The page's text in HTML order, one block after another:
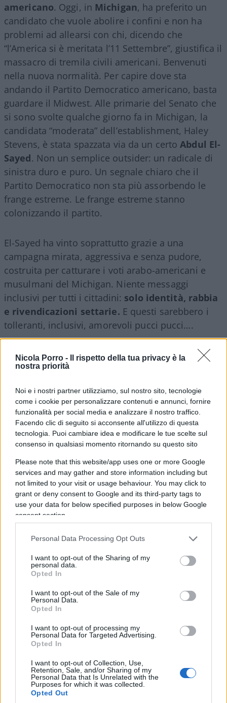
Nicola Porro -
Il rispetto della tua privacy è la
nostra priorità
Noi e i nostri partner utilizziamo, sul nostro sito, tecnologie
come i cookie per personalizzare contenuti e annunci, fornire
funzionalità per social media e analizzare il nostro traffico.
Facendo clic di seguito si acconsente all'utilizzo di questa
tecnologia. Puoi cambiare idea e modificare le tue scelte sul
consenso in qualsiasi momento ritornando su questo sito
Please note that this website/app uses one or more Google
services and may gather and store information including but
not limited to your visit or usage behaviour. You may click to
grant or deny consent to Google and its third-party tags to
use your data for below specified purposes in below Google
consent section.
Personal Data Processing Opt Outs
I want to opt-out of the Sharing of my
personal data.
Opted In
I want to opt-out of the Sale of my
Personal Data.
Opted In
I want to opt-out of processing my
Personal Data for Targeted Advertising.
Opted In
I want to opt-out of Collection, Use,
Retention, Sale, and/or Sharing of my
Personal Data that Is Unrelated with the
Purposes for which it was collected.
Opted Out
americano. Oggi, in Michigan, ha preferito un
candidato che vuole abolire i confini e non ha
problemi ad allearsi con chi, dicendo che
“l’America si è meritata l’11 Settembre”, giustifica il
massacro di tremila civili americani. Benvenuti
nella nuova normalità. Per capire dove sta
andando il Partito Democratico americano, basta
guardare il Midwest. Alle primarie del Senato che
si sono svolte qualche giorno fa in Michigan, la
candidata “moderata” dell’establishment, Haley
Stevens, è stata spazzata via da un certoAbdul El-
Sayed. Non un semplice outsider: un radicale di
sinistra duro e puro. Un segnale chiaro che il
Partito Democratico non sta più assorbendo le
frange estreme. Le frange estreme stanno
colonizzando il partito.
El-Sayed ha vinto soprattutto grazie a una
campagna mirata, aggressiva e senza pudore,
costruita per catturare i voti arabo-americani e
musulmani del Michigan. Niente messaggi
inclusivi per tutti i cittadini: solo identità, rabbia
e rivendicazioni settarie. E questi sarebbero i
tolleranti, inclusivi, amorevoli pucci pucci….
Figlio di immigrati egiziani, El-Sayed porta in dote
un programma che fa sorridere i Democratici
Socialisti d’America (DSA).Tra le proposte più
“innovative”: abolire l’ICE (l’agenzia che dovrebbe
economico americano. In pratica: meno Stato di
diritto, più utopia socialista. Alè!
Ma non finisce qu Il suocero di Abdul El-Sayed,
dottor Tayeb Jukaku
, è una figura di primo piano
in due delle principali organizzazioni islamiche
americane storicamente legate al sostegno di
Hamas. Jukaku siede nel comitato dei fondatori
dell’Islamic Society of North America (ISNA) e ha
ricoperto ruoli dirigenziali, incluso quello di